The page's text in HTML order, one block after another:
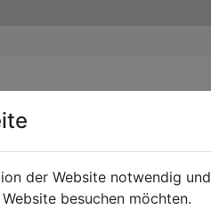
der Website notwendig und
besuchen möchten.